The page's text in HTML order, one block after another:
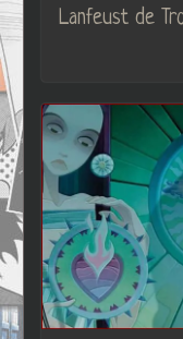
Lanfeust de